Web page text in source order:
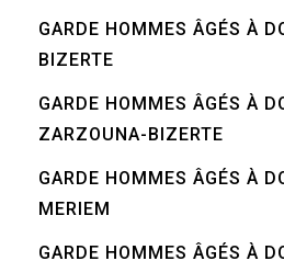
GARDE HOMMES ÂGÉS À
BIZERTE
GARDE HOMMES ÂGÉS À
ZARZOUNA-BIZERTE
GARDE HOMMES ÂGÉS À
MERIEM
GARDE HOMMES ÂGÉS À